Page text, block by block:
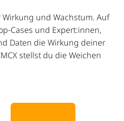
und Wachstum. Auf
Cases und Expert:innen,
Daten die Wirkung deiner
stellst du die Weichen